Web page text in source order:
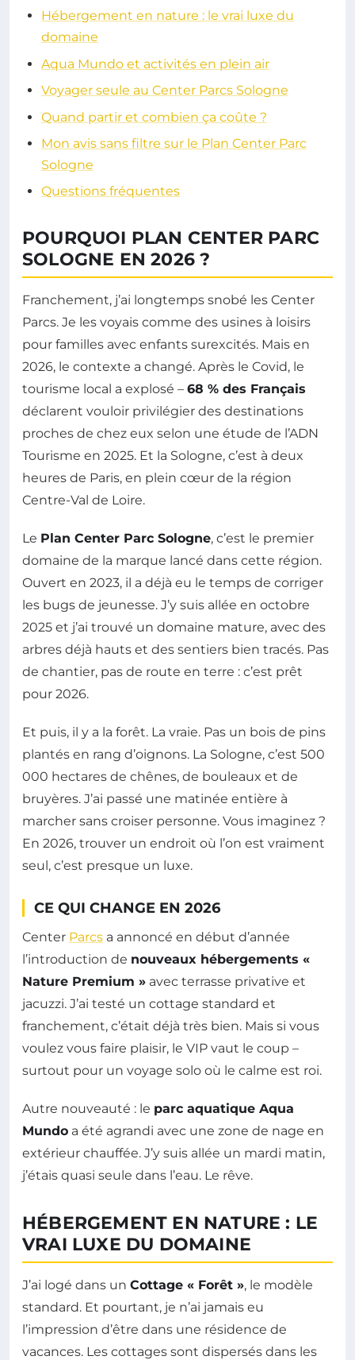
Hébergement en nature : le vrai luxe du
domaine
Aqua Mundo et activités en plein air
Voyager seule au Center Parcs Sologne
Quand partir et combien ça coûte ?
Mon avis sans filtre sur le Plan Center Parc
Sologne
Questions fréquentes
POURQUOI PLAN CENTER PARC
SOLOGNE EN 2026 ?
Franchement, j’ai longtemps snobé les Center
Parcs. Je les voyais comme des usines à loisirs
pour familles avec enfants surexcités. Mais en
2026, le contexte a changé. Après le Covid, le
tourisme local a explosé – 68 % des Français
déclarent vouloir privilégier des destinations
proches de chez eux selon une étude de l’ADN
Tourisme en 2025. Et la Sologne, c’est à deux
heures de Paris, en plein cœur de la région
Centre-Val de Loire.
Le Plan Center Parc Sologne, c’est le premier
domaine de la marque lancé dans cette région.
Ouvert en 2023, il a déjà eu le temps de corriger
les bugs de jeunesse. J’y suis allée en octobre
2025 et j’ai trouvé un domaine mature, avec des
arbres déjà hauts et des sentiers bien tracés. Pas
de chantier, pas de route en terre : c’est prêt
pour 2026.
Et puis, il y a la forêt. La vraie. Pas un bois de pins
plantés en rang d’oignons. La Sologne, c’est 500
000 hectares de chênes, de bouleaux et de
bruyères. J’ai passé une matinée entière à
marcher sans croiser personne. Vous imaginez ?
En 2026, trouver un endroit où l’on est vraiment
seul, c’est presque un luxe.
CE QUI CHANGE EN 2026
Center Parcs a annoncé en début d’année
l’introduction de nouveaux hébergements «
Nature Premium » avec terrasse privative et
jacuzzi. J’ai testé un cottage standard et
franchement, c’était déjà très bien. Mais si vous
voulez vous faire plaisir, le VIP vaut le coup –
surtout pour un voyage solo où le calme est roi.
Autre nouveauté : le parc aquatique Aqua
Mundo a été agrandi avec une zone de nage en
extérieur chauffée. J’y suis allée un mardi matin,
j’étais quasi seule dans l’eau. Le rêve.
HÉBERGEMENT EN NATURE : LE
VRAI LUXE DU DOMAINE
J’ai logé dans un Cottage « Forêt », le modèle
standard. Et pourtant, je n’ai jamais eu
l’impression d’être dans une résidence de
vacances. Les cottages sont dispersés dans les